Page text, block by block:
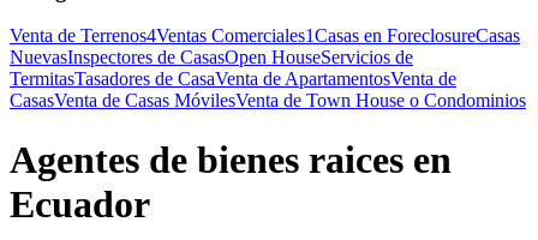
Venta de Terrenos4Ventas Comerciales1Casas en ForeclosureCasas
NuevasInspectores de CasasOpen HouseServicios de
TermitasTasadores de CasaVenta de ApartamentosVenta de
CasasVenta de Casas MóvilesVenta de Town House o Condominios
Agentes de bienes raices en
Ecuador